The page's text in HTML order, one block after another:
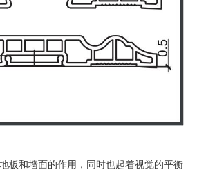
板和墙面的作用，同时也起着视觉的平衡